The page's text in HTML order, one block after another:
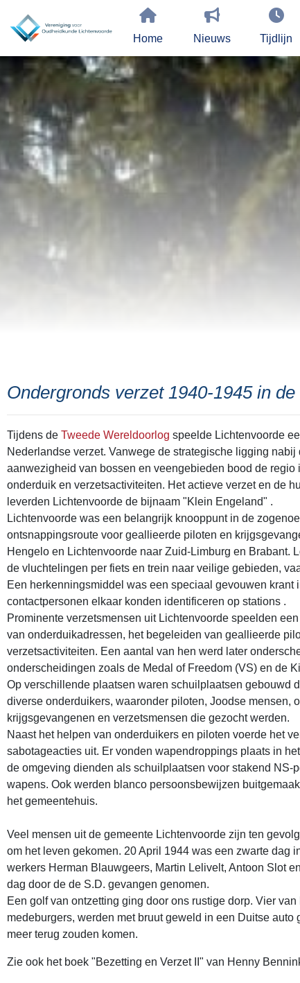
Home Nieuws Tijdlijn
Ondergronds verzet 1940-1945 in
Tijdens de Tweede Wereldoorlog speelde Lichtenvoorde
Nederlandse verzet. Vanwege de strategische ligging
aanwezigheid van bossen en veengebieden bood de
onderduik en verzetsactiviteiten. Het actieve verzet en de
leverden Lichtenvoorde de bijnaam "Klein Engeland" .
Lichtenvoorde was een belangrijk knooppunt in de
ontsnappingsroute voor geallieerde piloten en
Hengelo en Lichtenvoorde naar Zuid-Limburg en Brabant.
de vluchtelingen per fiets en trein naar veilige gebieden,
Een herkenningsmiddel was een speciaal gevouwen krant
contactpersonen elkaar konden identificeren op stations . ​
Prominente verzetsmensen uit Lichtenvoorde speelden
van onderduikadressen, het begeleiden van geallieerde
verzetsactiviteiten. Een aantal van hen werd later
onderscheidingen zoals de Medal of Freedom (VS) en de
Op verschillende plaatsen waren schuilplaatsen gebouwd
diverse onderduikers, waaronder piloten, Joodse mensen,
krijgsgevangenen en verzetsmensen die gezocht werden.
Naast het helpen van onderduikers en piloten voerde het
sabotageacties uit. Er vonden wapendroppings plaats in
de omgeving dienden als schuilplaatsen voor stakend NS-
wapens. Ook werden blanco persoonsbewijzen
het gemeentehuis.​
Veel mensen uit de gemeente Lichtenvoorde zijn ten
om het leven gekomen. 20 April 1944 was een zwarte dag
werkers Herman Blauwgeers, Martin Lelivelt, Antoon Slot
dag door de de S.D. gevangen genomen.
Een golf van ontzetting ging door ons rustige dorp. Vier
medeburgers, werden met bruut geweld in een Duitse
meer terug zouden komen.
Zie ook het boek "Bezetting en Verzet II" van Henny